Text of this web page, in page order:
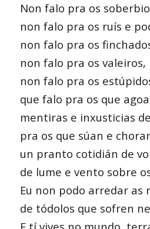
Non falo pra os
non falo pra os ruís e
non falo pra os
non falo pra os valeiros,
non falo pra os
que falo pra os que
mentiras e inxusticias
pra os que súan e
un pranto cotidián de
de lume e vento sobre
Eu non podo arredar as
de tódolos que sofren